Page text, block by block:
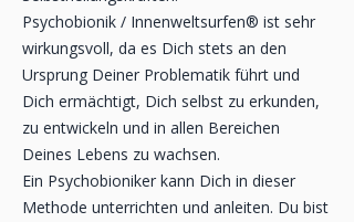
Psychobionik / Innenweltsurfen® ist sehr
wirkungsvoll, da es Dich stets an den
Ursprung Deiner Problematik führt und
Dich ermächtigt, Dich selbst zu erkunden,
zu entwickeln und in allen Bereichen
Deines Lebens zu wachsen.
Ein Psychobioniker kann Dich in dieser
Methode unterrichten und anleiten. Du bist